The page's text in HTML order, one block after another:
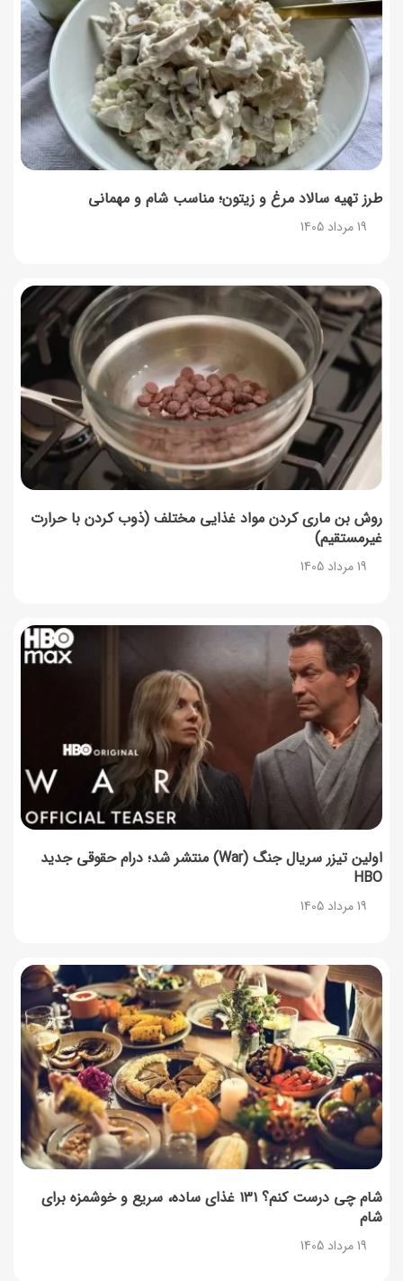
طرز تهیه سالاد مرغ و زیتون؛ مناسب شام و مهمانی
19 مرداد 1405
روش بن ماری کردن مواد غذایی مختلف (ذوب کردن با حرارت
غیرمستقیم)
19 مرداد 1405
اولین تیزر سریال جنگ (War) منتشر شد؛ درام حقوقی جدید
HBO
19 مرداد 1405
شام چی درست کنم؟ ۱۳۱ غذای ساده، سریع و خوشمزه برای
شام
19 مرداد 1405
19 مرداد 1405
راهنمای اعتراض به کالابرگ مرداد ۱۴۰۵ + شماره پشتیبانی
19 مرداد 1405
روش‌های استعلام کالابرگ (فعال بودن و موجودی)
19 مرداد 1405
کالابرگ مرداد چه کسانی قطع می‌شود؟
18 مرداد 1405
شکلات تخته‌ای مغزدار با مغزهای دلخواه؛ خانگی و خوشمزه
18 مرداد 1405